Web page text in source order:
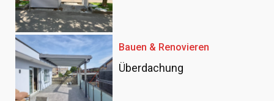
Bauen & Renovieren
Überdachung